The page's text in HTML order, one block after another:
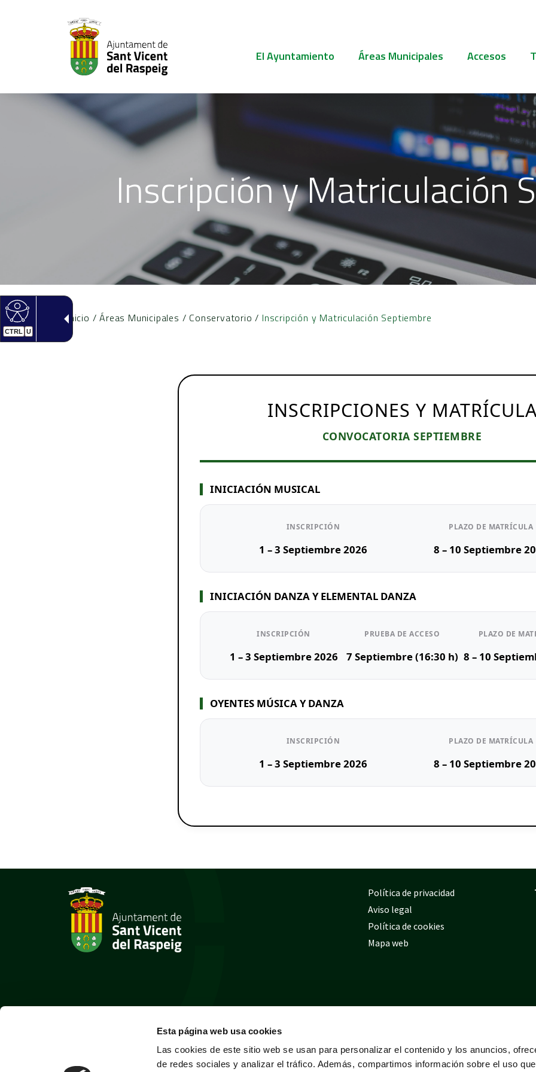
CTRL U
Esta página web usa cookies
Las cookies de este sitio web se usan para personalizar el contenido y los anuncios,
de redes sociales y analizar el tráfico. Además, compartimos información sobre el uso
El Ayuntamiento Áreas Municipales Accesos
Inscripción y Matriculación
Inicio /Áreas Municipales / Conservatorio / Inscripción y Matriculación Septiembre
INSCRIPCIONES Y
CONVOCATORIA SEPTIEMBRE
INICIACIÓN MUSICAL
INSCRIPCIÓN
1 – 3 Septiembre 2026
PLAZO DE MATRÍCULA
8 – 10 Septiembre
INICIACIÓN DANZA Y ELEMENTAL DANZA
INSCRIPCIÓN
1 – 3 Septiembre 2026
PRUEBA DE ACCESO
7 Septiembre (16:30 h)
PLAZO DE
8 – 10
OYENTES MÚSICA Y DANZA
INSCRIPCIÓN
1 – 3 Septiembre 2026
PLAZO DE MATRÍCULA
8 – 10 Septiembre
Política de privacidad
Aviso legal
Política de cookies
Mapa web